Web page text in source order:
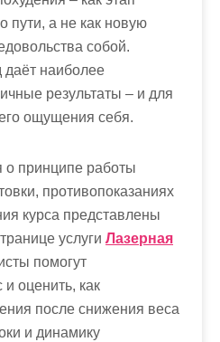
пути, а не как новую
собой.
даёт наиболее
результаты – и для
ощущения себя.
принципе работы
противопоказаниях
курса представлены
услуги Лазерная
помогут
и оценить, как
после снижения веса
и динамику